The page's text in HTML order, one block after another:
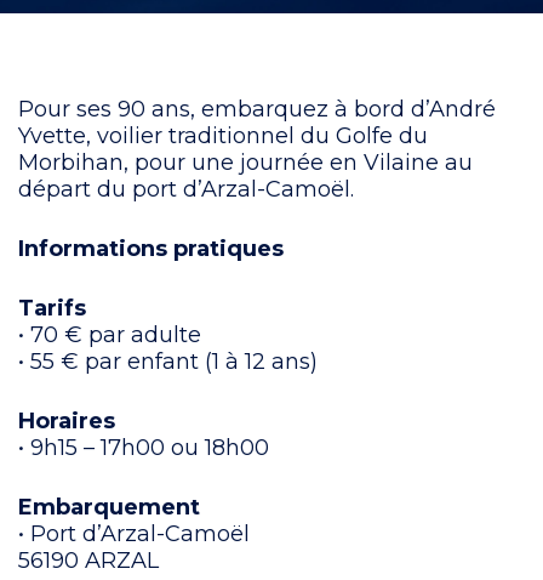
Pour ses 90 ans, embarquez à bord d’André
Yvette, voilier traditionnel du Golfe du
Morbihan, pour une journée en Vilaine au
départ du port d’Arzal-Camoël.
Informations pratiques
Tarifs
• 70 € par adulte
• 55 € par enfant (1 à 12 ans)
Horaires
• 9h15 – 17h00 ou 18h00
Embarquement
• Port d’Arzal-Camoël
56190 ARZAL